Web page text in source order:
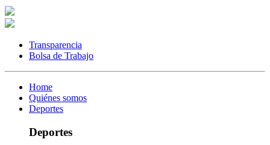
Transparencia
Bolsa de Trabajo
Home
Quiénes somos
Deportes
Deportes